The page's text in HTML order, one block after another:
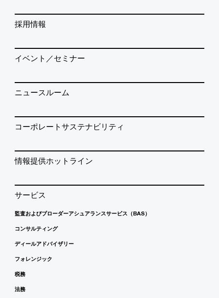
採用情報
イベント／セミナー
ニュースルーム
コーポレートサステナビリティ
情報提供ホットライン
サービス
監査およびブローダーアシュアランスサービス（BAS）
コンサルティング
ディールアドバイザリー
フォレンジック
税務
法務